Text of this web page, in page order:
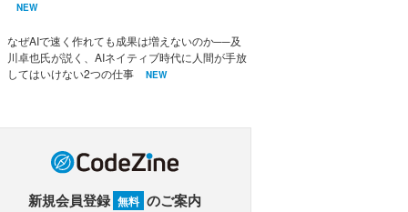
NEW
なぜAIで速く作れても成果は増えないのか──及
川卓也氏が説く、AIネイティブ時代に人間が手放
してはいけない2つの仕事
NEW
新規会員登録 無料 のご案内